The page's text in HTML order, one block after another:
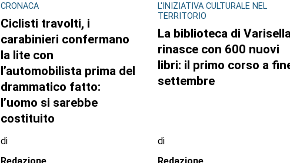
CRONACA
Ciclisti travolti, i
carabinieri confermano
la lite con
l’automobilista prima del
drammatico fatto:
l’uomo si sarebbe
costituito
di
Redazione
L'INIZIATIVA CULTURALE NEL
TERRITORIO
La biblioteca di
rinasce con 600 nuovi
libri: il primo corso a
settembre
di
Redazione